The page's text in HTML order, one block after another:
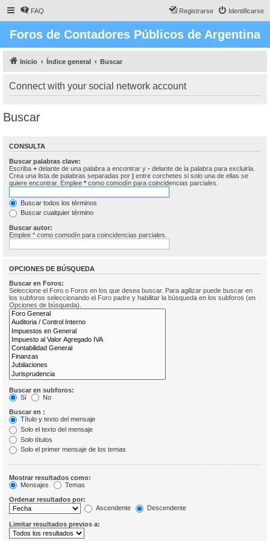
FAQ Identificarse
Registrarse
Foros de Contadores Públicos de Argentina
Inicio Índice general Buscar
Connect with your social network account
Buscar
CONSULTA
Buscar palabras clave:
Escriba + delante de una palabra a encontrar y - delante de la palabra para excluirla.
Crea una lista de palabras separadas por | entre corchetes si solo una de ellas se
quiere encontrar. Emplee * como comodín para coincidencias parciales.
Buscar todos los términos
Buscar cualquier término
Buscar autor:
Emplee * como comodín para coincidencias parciales.
OPCIONES DE BÚSQUEDA
Buscar en Foros:
Seleccione el Foro o Foros en los que desea buscar. Para agilizar puede buscar en
los subforos seleccionando el Foro padre y habilitar la búsqueda en los subforos (en
Opciones de búsqueda).
Buscar en subforos:
Sí
No
Buscar en :
Título y texto del mensaje
Solo el texto del mensaje
Solo títulos
Solo el primer mensaje de los temas
Mostrar resultados como:
Mensajes
Temas
Ordenar resultados por:
Ascendente
Descendente
Limitar resultados previos a: